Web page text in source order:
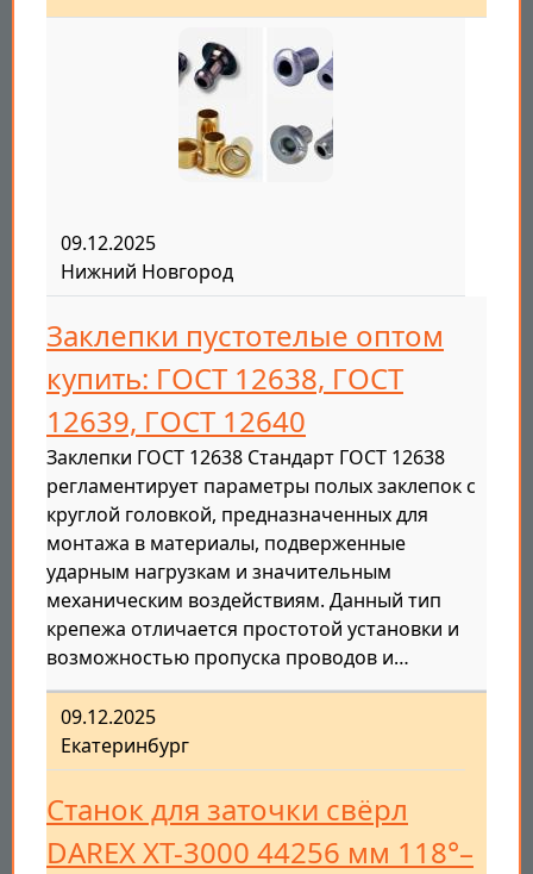
09.12.2025
Нижний Новгород
Заклепки пустотелые оптом
купить: ГОСТ 12638, ГОСТ
12639, ГОСТ 12640
Заклепки ГОСТ 12638 Стандарт ГОСТ 12638
регламентирует параметры полых заклепок с
круглой головкой, предназначенных для
монтажа в материалы, подверженные
ударным нагрузкам и значительным
механическим воздействиям. Данный тип
крепежа отличается простотой установки и
возможностью пропуска проводов и…
09.12.2025
Екатеринбург
Станок для заточки свёрл
DAREX XT-3000 44256 мм 118°–